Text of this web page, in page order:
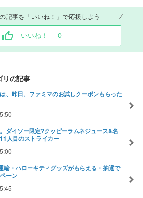
記事を「いいね！」で応援しよう
いいね！ 0
リの記事
、昨日、ファミマのお試しクーポンもらった
ダイソー限定?クッピーラムネジュース&名
人目のストライカー
輸・ハローキティグッズがもらえる・抽選で
ーン